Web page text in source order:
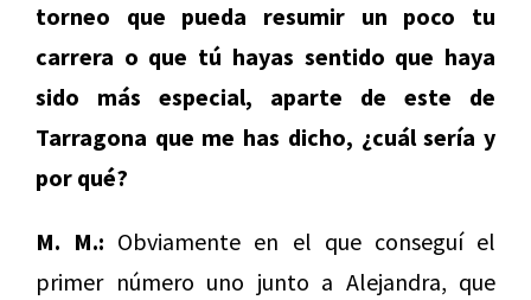
torneo que pueda resumir un poco tu
carrera o que tú hayas sentido que haya
sido más especial, aparte de este de
Tarragona que me has dicho, ¿cuál sería y
por qué?
M. M.: Obviamente en el que conseguí el
primer número uno junto a Alejandra, que